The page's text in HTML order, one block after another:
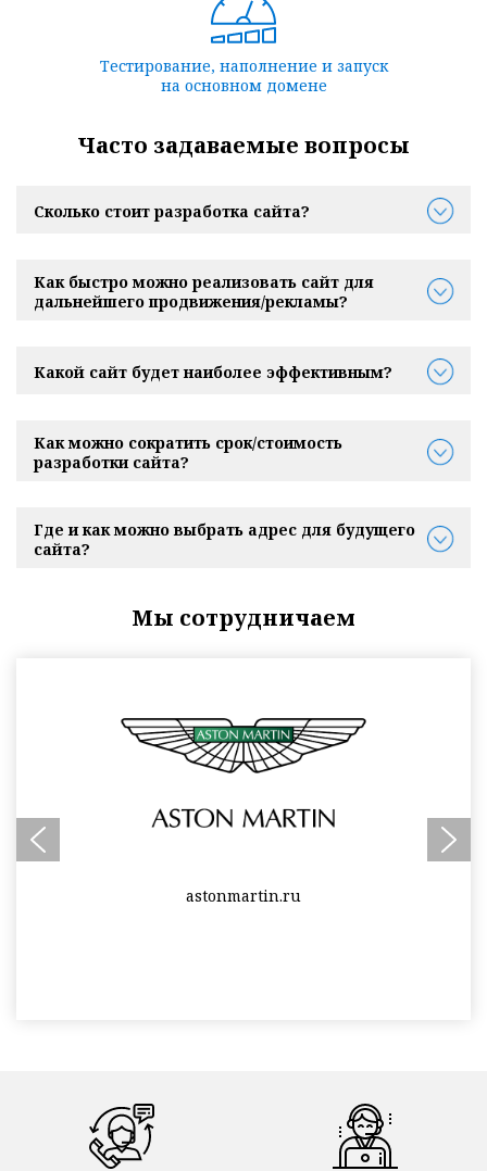
Тестирование, наполнение и запуск
на основном домене
Часто задаваемые вопросы
Сколько стоит разработка сайта?
Как быстро можно реализовать сайт для
дальнейшего продвижения/рекламы?
Какой сайт будет наиболее эффективным?
Как можно сократить срок/стоимость
разработки сайта?
Где и как можно выбрать адрес для будущего
сайта?
Мы сотрудничаем
audi-avilon.ru